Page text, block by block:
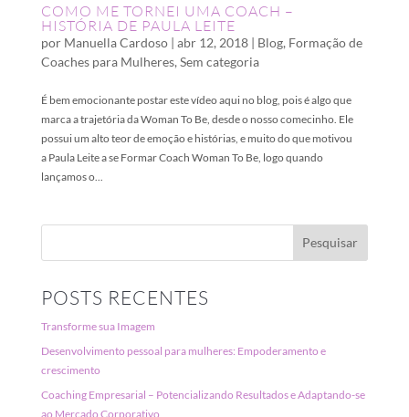
COMO ME TORNEI UMA COACH –
HISTÓRIA DE PAULA LEITE
por Manuella Cardoso| abr 12, 2018| Blog, Formação de
Coaches para Mulheres, Sem categoria
É bem emocionante postar este vídeo aqui no blog, pois é algo que
marca a trajetória da Woman To Be, desde o nosso comecinho. Ele
possui um alto teor de emoção e histórias, e muito do que motivou
a Paula Leite a se Formar Coach Woman To Be, logo quando
lançamos o...
POSTS RECENTES
Transforme sua Imagem
Desenvolvimento pessoal para mulheres: Empoderamento e
crescimento
Coaching Empresarial – Potencializando Resultados e Adaptando-se
ao Mercado Corporativo